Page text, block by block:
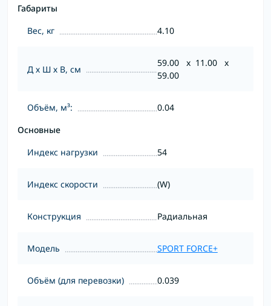
Габариты
Вес, кг
4.10
Д х Ш х В, см
59.00 x 11.00 x
59.00
Объём, м³:
0.04
Основные
Индекс нагрузки
54
Индекс скорости (W)
Конструкция Радиальная
Модель SPORT FORCE+
Объём (для перевозки) 0.039